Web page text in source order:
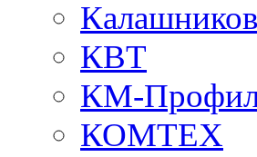
КВТ
КМ-
КОМТЕХ